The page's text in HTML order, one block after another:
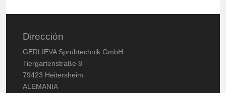
Dirección
GERLIEVA Sprühtechnik GmbH
Tiergartenstraße 8
79423 Heitersheim
ALEMANIA